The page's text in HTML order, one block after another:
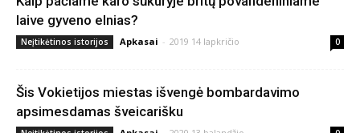
laive gyveno elnias?
Neįtikėtinos istorijos Apkasai - 2019 14 lapkričio 0
Šis Vokietijos miestas išvengė bombardavimo
apsimesdamas šveicarišku